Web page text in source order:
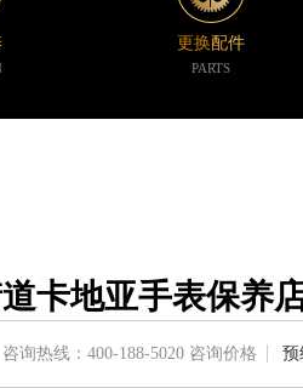
更换配件
PARTS
卡地亚手表保养
咨询热线： 400-188-5020咨询价格 预